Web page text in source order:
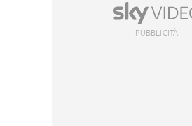
PUBBLICITÀ